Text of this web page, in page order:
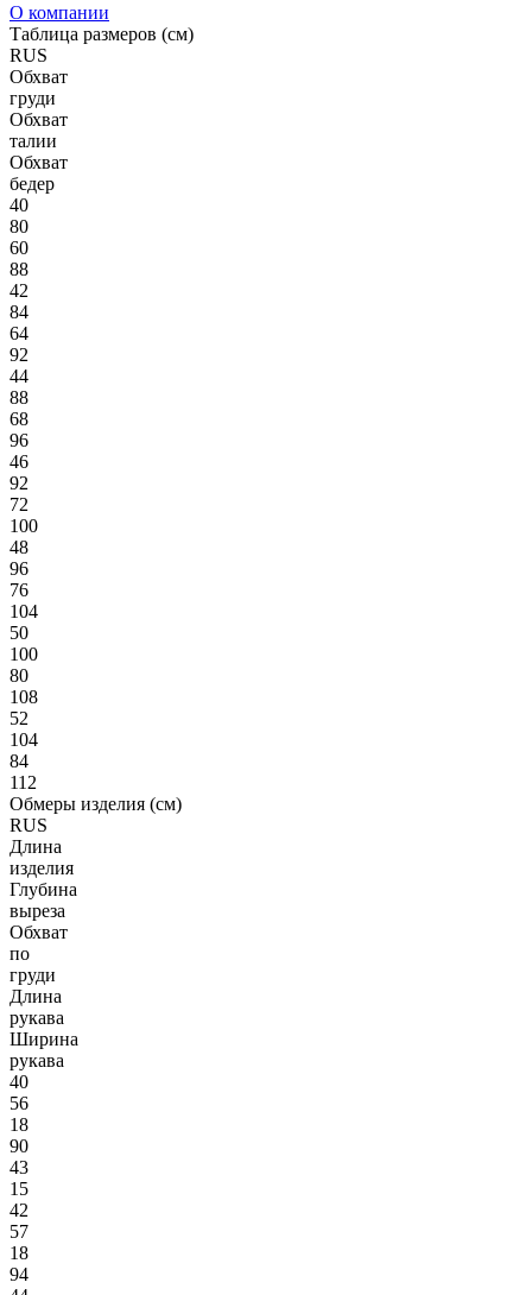
О компании
Таблица размеров (см)
RUS
Обхват
груди
Обхват
талии
Обхват
бедер
40
80
60
88
42
84
64
92
44
88
68
96
46
92
72
100
48
96
76
104
50
100
80
108
52
104
84
112
Обмеры изделия (см)
RUS
Длина
изделия
Глубина
выреза
Обхват
по
груди
Длина
рукава
Ширина
рукава
40
56
18
90
43
15
42
57
18
94